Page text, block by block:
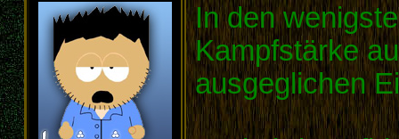
In den
Kampfstärke
ausgeglichen